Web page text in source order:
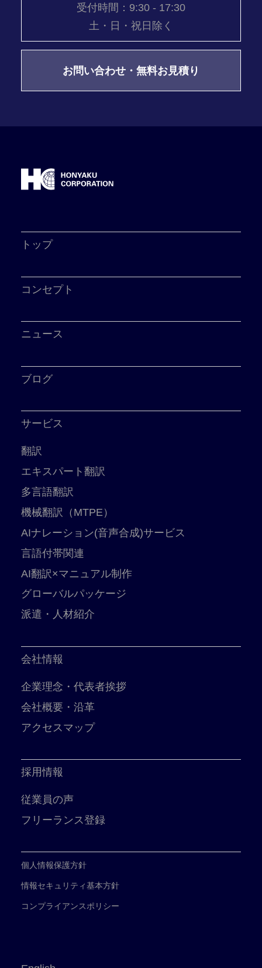
受付時間：9:30 - 17:30
土・日・祝日除く
お問い合わせ・無料お見積り
トップ
コンセプト
ニュース
ブログ
サービス
翻訳
エキスパート翻訳
多言語翻訳
機械翻訳（MTPE）
AIナレーション(音声合成)サービス
言語付帯関連
AI翻訳×マニュアル制作
グローバルパッケージ
派遣・人材紹介
会社情報
企業理念・代表者挨拶
会社概要・沿革
アクセスマップ
採用情報
従業員の声
フリーランス登録
個人情報保護方針
情報セキュリティ基本方針
コンプライアンスポリシー